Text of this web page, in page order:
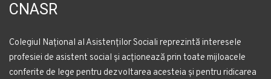
CNASR
Colegiul Național al Asistenților Sociali reprezintă interesele
profesiei de asistent social și acționează prin toate mijloacele
conferite de lege pentru dezvoltarea acesteia și pentru ridicarea